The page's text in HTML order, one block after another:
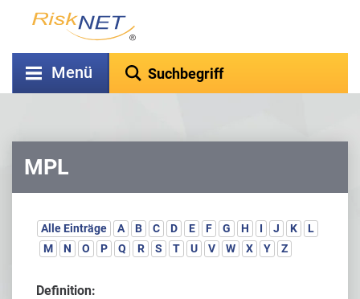
Menü
MPL
Alle Einträge A B C D E F G H I J K
L
M
N O P Q R S T U V W X Y Z
Definition: